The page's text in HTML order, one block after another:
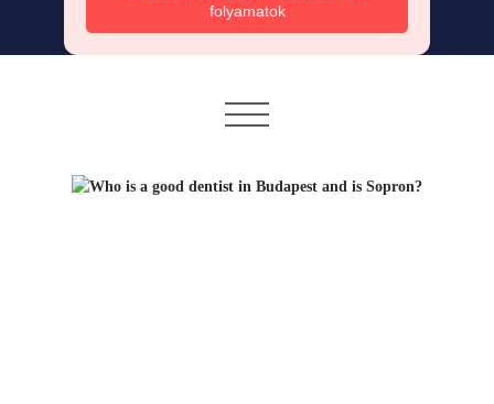
folyamatok